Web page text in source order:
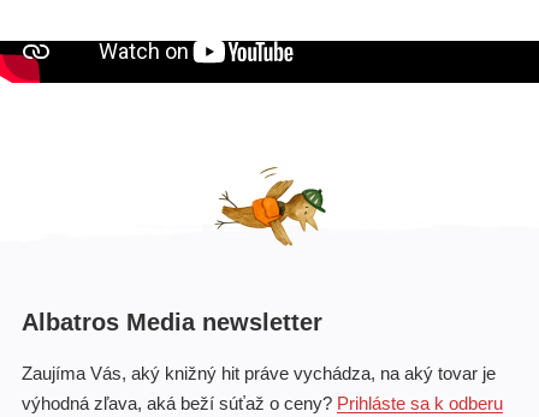
Video
Albatros Media newsletter
Zaujíma Vás, aký knižný hit práve vychádza, na aký tovar je
výhodná zľava, aká beží súťaž o ceny? Prihláste sa k odberu